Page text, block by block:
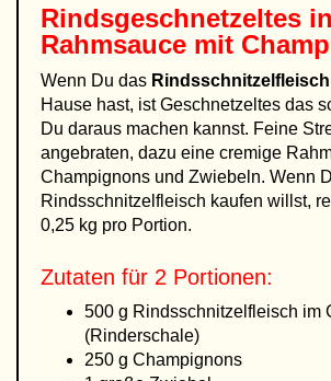
Rindsgeschnetzeltes in
Rahmsauce mit
Wenn Du das
Hause hast, ist Geschnetzeltes das
Du daraus machen kannst. Feine
angebraten, dazu eine cremige
Champignons und Zwiebeln. Wenn
Rindsschnitzelfleisch kaufen willst,
0,25 kg pro Portion.
Zutaten für 2 Portionen:
500 g Rindsschnitzelfleisch im
(Rinderschale)
250 g Champignons